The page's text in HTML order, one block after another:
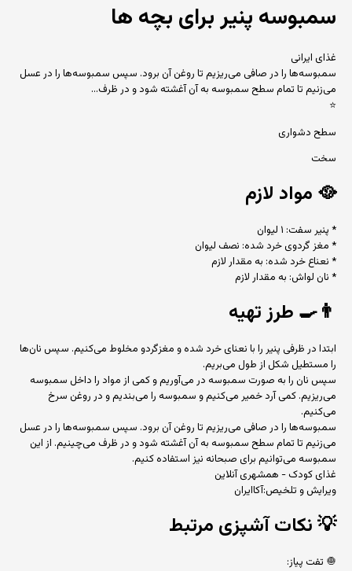
سمبوسه پنیر برای بچه ها
غذای ایرانی
سمبوسه‌ها را در صافی می‌ریزیم تا روغن آن برود. سپس سمبوسه‌ها را در عسل
می‌زنیم تا تمام سطح سمبوسه به آن آغشته شود و در ظرف...
⭐
سطح دشواری
سخت
🥘 مواد لازم
* پنیر سفت: ۱ لیوان
* مغز گردوی خرد شده: نصف لیوان
* نعناع خرد شده: به مقدار لازم
* نان لواش: به مقدار لازم
👨‍🍳 طرز تهیه
ابتدا در ظرفی پنیر را با نعنای خرد شده و مغزگردو مخلوط می‌کنیم. سپس نان‌ها
را مستطیل شکل از طول می‌بریم.
سپس نان را به صورت سمبوسه در می‌آوریم و کمی از مواد را داخل سمبوسه
می‌ریزیم. کمی آرد خمیر می‌کنیم و سمبوسه را می‌بندیم و در روغن سرخ
می‌کنیم.
سمبوسه‌ها را در صافی می‌ریزیم تا روغن آن برود. سپس سمبوسه‌ها را در عسل
می‌زنیم تا تمام سطح سمبوسه به آن آغشته شود و در ظرف می‌چینیم. از این
سمبوسه می‌توانیم برای صبحانه نیز استفاده کنیم.
غذای کودک - همشهری آنلاین
ویرایش و تلخیص:آکاایران
💡نکات آشپزی مرتبط
🧅 تفت پیاز: